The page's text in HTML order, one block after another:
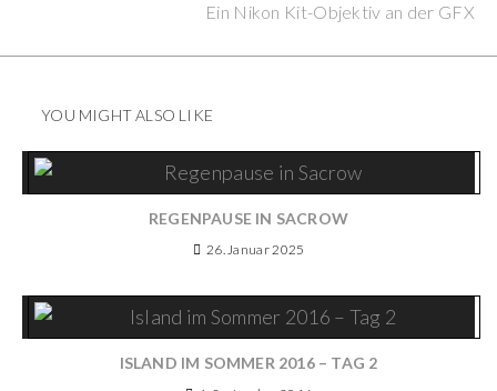
Ein Nikon Kit-Objektiv an der GFX
YOU MIGHT ALSO LIKE
REGENPAUSE IN SACROW
26. Januar 2025
ISLAND IM SOMMER 2016 – TAG 2